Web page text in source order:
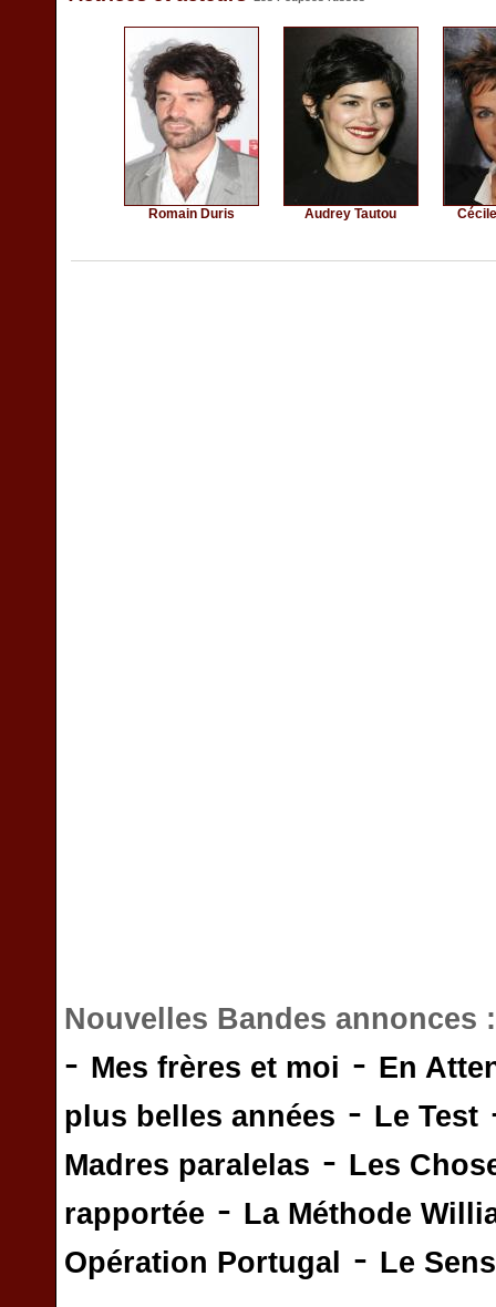
Romain Duris Audrey Tautou
Nouvelles Bandes annonces
- Mes frères et moi - En
plus belles années - Le Test
Madres paralelas - Les
rapportée - La Méthode
Opération Portugal
- Le